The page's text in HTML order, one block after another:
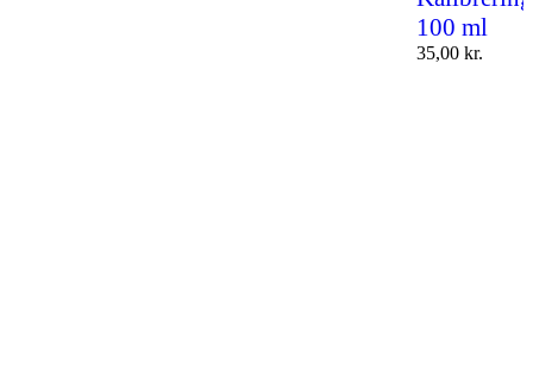
100 ml
35,00 kr.